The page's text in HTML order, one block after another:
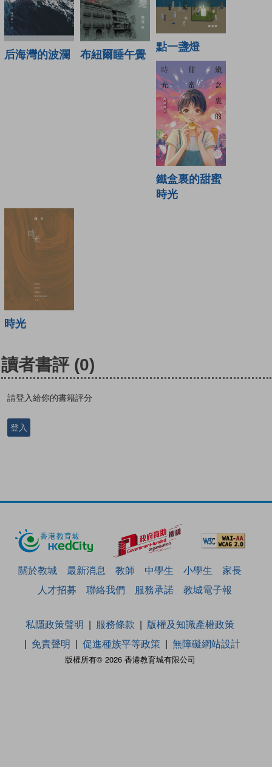
后海灣的波瀾 布紐爾睡午覺
點一盞燈
鐵盒裏的甜蜜
時光
時光
讀者書評 (0)
請登入給你的書籍評分
登入
關於教城 最新消息 教師 中學生 小學生
家長
人才招募
聯絡我們 服務承諾 教城電子報
版權所有© 2026 香港教育城有限公司
私隱政策聲明 服務條款
版權及知識產權政策
免責聲明
促進種族平等政策 無障礙網站設計